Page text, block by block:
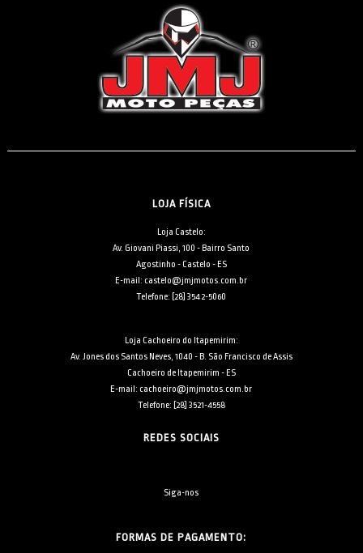
LOJA FÍSICA
Loja Castelo:
Av. Giovani Piassi, 100 - Bairro Santo
Agostinho - Castelo - ES
E-mail: castelo@jmjmotos.com.br
Telefone: [28] 3542-5060
Loja Cachoeiro do Itapemirim:
Av. Jones dos Santos Neves, 1040 - B. São Francisco de Assis
Cachoeiro de Itapemirim - ES
E-mail: cachoeiro@jmjmotos.com.br
Telefone: [28] 3521-4558
REDES SOCIAIS
Siga-nos
FORMAS DE PAGAMENTO: